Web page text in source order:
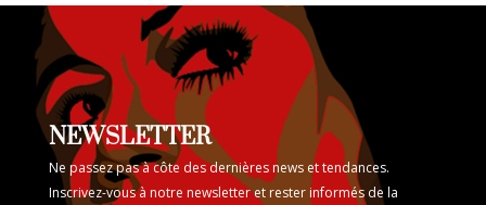
NEWSLETTER
Ne passez pas à côte des dernières news et tendances.
Inscrivez-vous à notre newsletter et rester informés de la